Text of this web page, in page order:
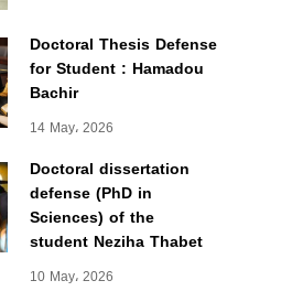
Doctoral Thesis Defense
for Student : Hamadou
Bachir
14 May، 2026
Doctoral dissertation
defense (PhD in
Sciences) of the
student Neziha Thabet
10 May، 2026